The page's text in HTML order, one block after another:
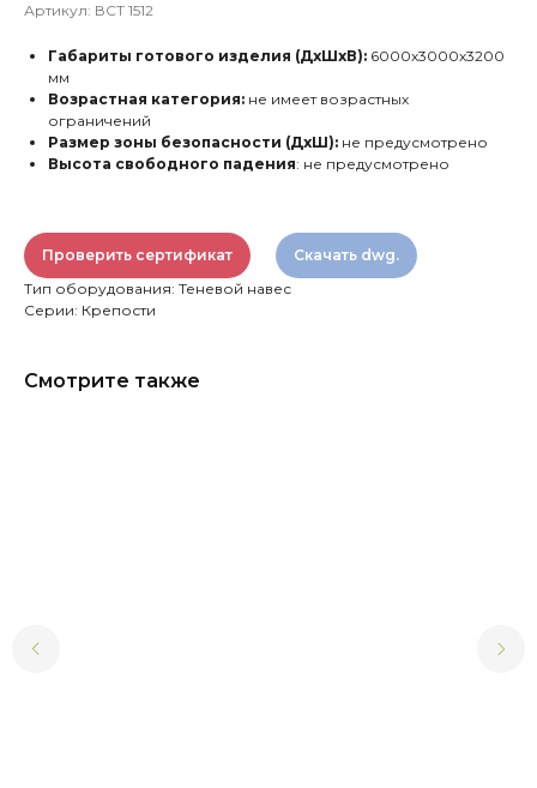
Артикул: ВСТ 1512
Габариты готового изделия (ДхШхВ): 6000х3000х3200
мм
Возрастная категория: не имеет возрастных
ограничений
Размер зоны безопасности (ДxШ): не предусмотрено
Высота свободного падения: не предусмотрено
Проверить сертификат
Скачать dwg.
Тип оборудования: Теневой навес
Серии: Крепости
Смотрите также